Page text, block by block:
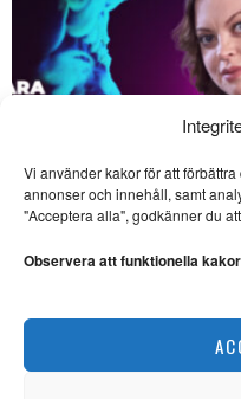
Vi använder kakor för att
annonser och innehåll, samt
"Acceptera alla", godkänner du
Observera att funktionella
Saara Hermansson vill
SE ÄVEN
med stor
Per Månson
mästerligt